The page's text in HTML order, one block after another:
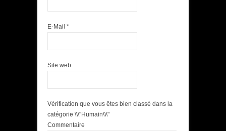
E-Mail *
Site web
Vérification que vous êtes bien classé dans la
catégorie \\\"Humain\\\"
Commentaire